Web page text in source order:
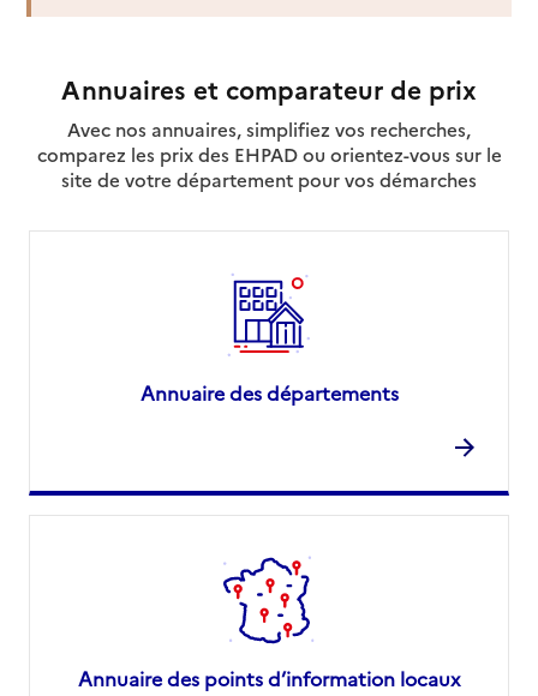
Annuaires et comparateur de prix
Avec nos annuaires, simplifiez vos recherches,
comparez les prix des EHPAD ou orientez-vous sur le
site de votre département pour vos démarches
Annuaire des départements
Annuaire des points d’information locaux